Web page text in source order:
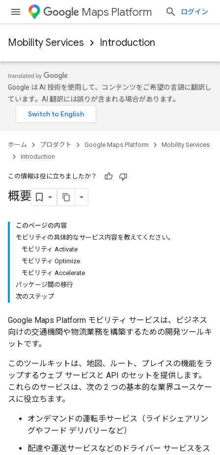
Maps Platform ログイン
Mobility Services Introduction
Google は AI 技術を使用して、コンテンツをご希望の言語に翻訳し
ています。AI 翻訳には誤りが含まれる場合があります。
ホーム プロダクト Google Maps Platform
Mobility Services
Introduction
この情報は役に立ちましたか？
概要
このページの内容
モビリティの具体的なサービス内容を教えてください。
モビリティ Activate
モビリティ Optimize
モビリティ Accelerate
パッケージ間の移行
次のステップ
Google Maps Platform モビリティ サービスは、ビジネス
向けの交通機関や物流業務を構築するための開発ツールキ
ットです。
このツールキットは、地図、ルート、プレイスの機能をラ
ップするウェブ サービスと API のセットを提供します。
これらのサービスは、次の 2 つの基本的な業界ユースケー
スに役立ちます。
オンデマンドの運転手サービス（ライドシェアリン
グやフード デリバリーなど）
配達や運送サービスなどのドライバー サービスをス